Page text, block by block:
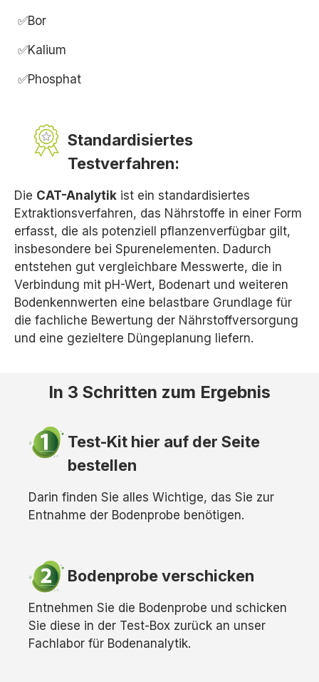
✅Bor
✅Kalium
✅Phosphat
Standardisiertes
Testverfahren:
Die CAT-Analytik ist ein standardisiertes
Extraktionsverfahren, das Nährstoffe in einer Form
erfasst, die als potenziell pflanzenverfügbar gilt,
insbesondere bei Spurenelementen. Dadurch
entstehen gut vergleichbare Messwerte, die in
Verbindung mit pH-Wert, Bodenart und weiteren
Bodenkennwerten eine belastbare Grundlage für
die fachliche Bewertung der Nährstoffversorgung
und eine gezieltere Düngeplanung liefern.
In 3 Schritten zum Ergebnis
Test-Kit hier auf der Seite
bestellen
Darin finden Sie alles Wichtige, das Sie zur
Entnahme der Bodenprobe benötigen.
Bodenprobe verschicken
Entnehmen Sie die Bodenprobe und schicken
Sie diese in der Test-Box zurück an unser
Fachlabor für Bodenanalytik.